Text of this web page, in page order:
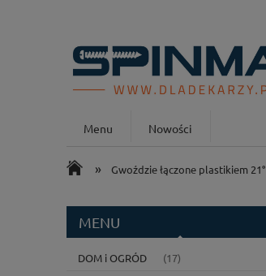
Menu Nowości
» Gwoździe łączone plastikiem 21°
MENU
DOM i OGRÓD
(17)